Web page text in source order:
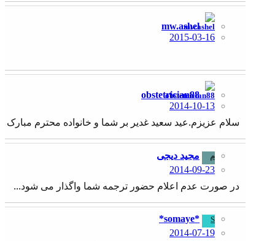
mw.ashel
2015-03-16
obstetrician88
2014-10-13
سلام عزیزم.عید سعید غدیر بر شما و خانواده محترم مبارک
م
مجید دیجی
2014-09-23
در صورت عدم اعلام حضور ترجمه شما واگذار می شود...
S
*somaye*
2014-07-19